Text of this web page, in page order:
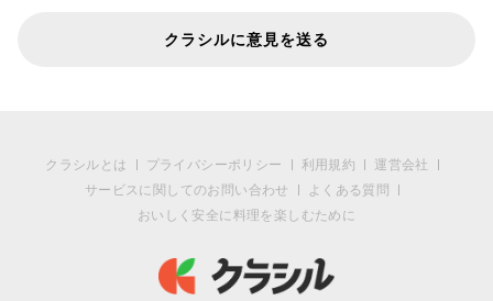
クラシルに意見を送る
クラシルとは プライバシーポリシー 利用規約
運営会社
サービスに関してのお問い合わせ
よくある質問
おいしく安全に料理を楽しむために